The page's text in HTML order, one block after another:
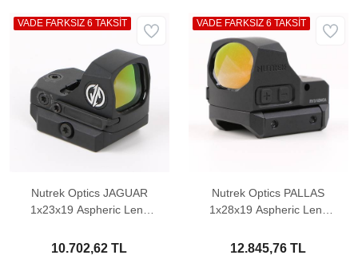
Nutrek Optics JAGUAR
1x23x19 Aspheric Lens
Red Dot Sight (3 MOA)
10.702,62 TL
VADE FARKSIZ 6 TAKSİT
Nutrek Optics PALLAS
1x28x19 Aspheric Lens
Red Dot Sight (3 MOA)
12.845,76 TL
VADE FARKSIZ 6 TAKSİT